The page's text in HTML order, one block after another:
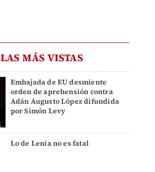
LAS MÁS VISTAS
Embajada de EU desmiente
orden de aprehensión contra
Adán Augusto López difundida
por Simón Levy
Lo de Lenia no es fatal